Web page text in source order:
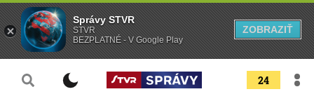
24
Správy STVR
STVR
BEZPLATNÉ - V Google Play
ZOBRAZIŤ